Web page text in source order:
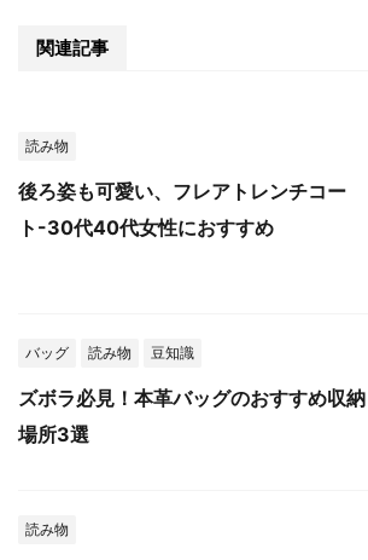
関連記事
読み物
後ろ姿も可愛い、フレアトレンチコー
ト-30代40代女性におすすめ
バッグ 読み物 豆知識
ズボラ必見！本革バッグのおすすめ収納
場所3選
読み物